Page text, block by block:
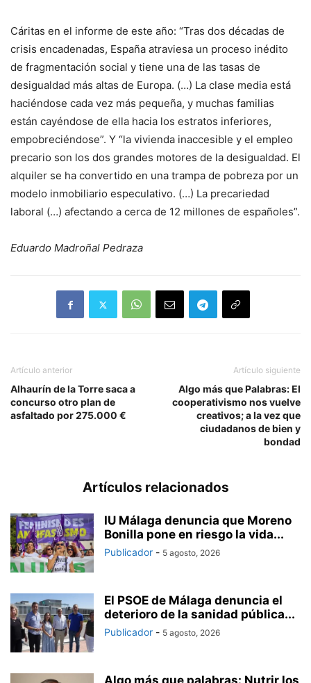
Cáritas en el informe de este año: “Tras dos décadas de
crisis encadenadas, España atraviesa un proceso inédito
de fragmentación social y tiene una de las tasas de
desigualdad más altas de Europa. (…) La clase media está
haciéndose cada vez más pequeña, y muchas familias
están cayéndose de ella hacia los estratos inferiores,
empobreciéndose”. Y “la vivienda inaccesible y el empleo
precario son los dos grandes motores de la desigualdad. El
alquiler se ha convertido en una trampa de pobreza por un
modelo inmobiliario especulativo. (…) La precariedad
laboral (…) afectando a cerca de 12 millones de españoles”.
Eduardo Madroñal Pedraza
Artículo anterior
Alhaurín de la Torre saca a
concurso otro plan de
asfaltado por 275.000 €
Artículo siguiente
Algo más que Palabras: El
cooperativismo nos vuelve
creativos; a la vez que
ciudadanos de bien y
bondad
Artículos relacionados
IU Málaga denuncia que Moreno
Bonilla pone en riesgo la vida...
Publicador - 5 agosto, 2026
El PSOE de Málaga denuncia el
deterioro de la sanidad pública...
Publicador - 5 agosto, 2026